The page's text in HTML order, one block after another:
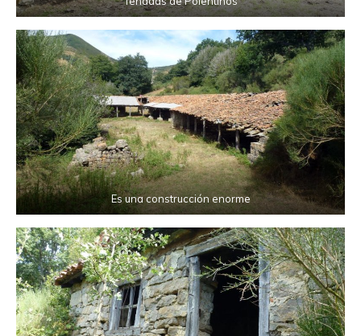
Es una construcción enorme